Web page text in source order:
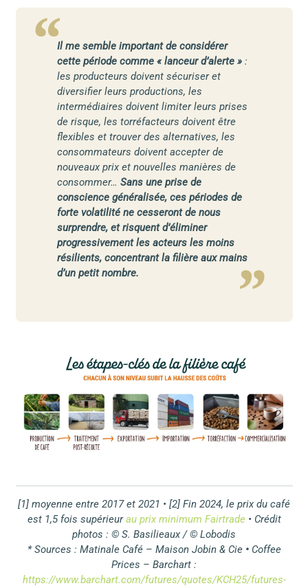
Il me semble important de considérer
cette période comme « lanceur d’alerte » :
les producteurs doivent sécuriser et
diversifier leurs productions, les
intermédiaires doivent limiter leurs prises
de risque, les torréfacteurs doivent être
flexibles et trouver des alternatives, les
consommateurs doivent accepter de
nouveaux prix et nouvelles manières de
consommer… Sans une prise de
conscience généralisée, ces périodes de
forte volatilité ne cesseront de nous
surprendre, et risquent d’éliminer
progressivement les acteurs les moins
résilients, concentrant la filière aux mains
d’un petit nombre.
[1] moyenne entre 2017 et 2021 • [2] Fin 2024, le prix du café
est 1,5 fois supérieurau prix minimum Fairtrade • Crédit
photos : © S. Basilieaux / © Lobodis
* Sources : Matinale Café – Maison Jobin & Cie • Coffee
Prices – Barchart :
https://www.barchart.com/futures/quotes/KCH25/futures-